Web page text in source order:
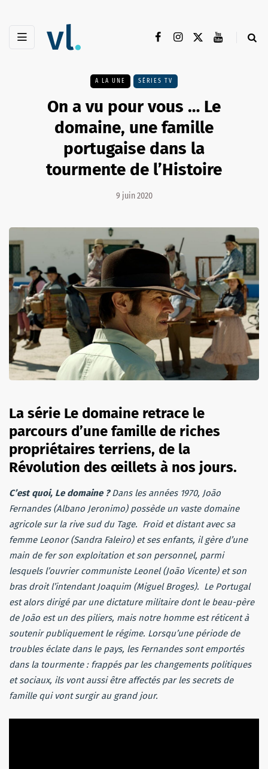
A LA UNE SÉRIES TV
On a vu pour vous … Le
domaine, une famille
portugaise dans la
tourmente de l’Histoire
9 juin 2020
La série Le domaine retrace le
parcours d’une famille de riches
propriétaires terriens, de la
Révolution des œillets à nos jours.
C’est quoi, Le domaine ?Dans les années 1970, João
Fernandes (Albano Jeronimo) possède un vaste domaine
agricole sur la rive sud du Tage. Froid et distant avec sa
femme Leonor (Sandra Faleiro) et ses enfants, il gère d’une
main de fer son exploitation et son personnel, parmi
lesquels l’ouvrier communiste Leonel (João Vicente) et son
bras droit l’intendant Joaquim (Miguel Broges). Le Portugal
est alors dirigé par une dictature militaire dont le beau-père
de João est un des piliers, mais notre homme est réticent à
soutenir publiquement le régime. Lorsqu’une période de
troubles éclate dans le pays, les Fernandes sont emportés
dans la tourmente : frappés par les changements politiques
et sociaux, ils vont aussi être affectés par les secrets de
famille qui vont surgir au grand jour.